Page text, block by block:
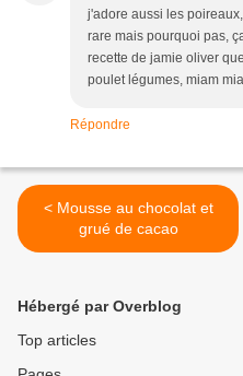
j'adore aussi les
rare mais pourquoi pas,
recette de jamie oliver
poulet légumes, miam
Répondre
< Mousse au chocolat et
grué de cacao
Hébergé par Overblog
Top articles